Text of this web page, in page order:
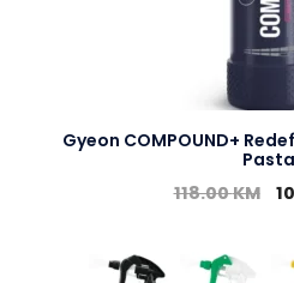
Gyeon COMPOUND+
Pasta
118.00KM